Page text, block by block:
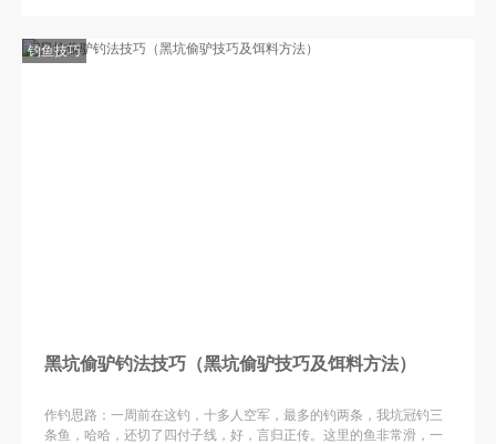
钓鱼技巧
黑坑偷驴钓法技巧（黑坑偷驴技巧及饵料方法）
作钓思路：一周前在这钓，十多人空军，最多的钓两条，我坑冠钓三
条鱼，哈哈，还切了四付子线，好，言归正传。这里的鱼非常滑，一